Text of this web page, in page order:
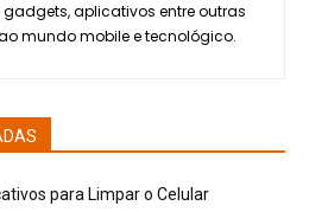
aplicativos entre outras
mundo mobile e tecnológico.
para Limpar o Celular